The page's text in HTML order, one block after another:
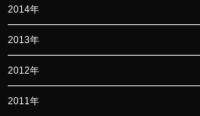
2014年
2013年
2012年
2011年